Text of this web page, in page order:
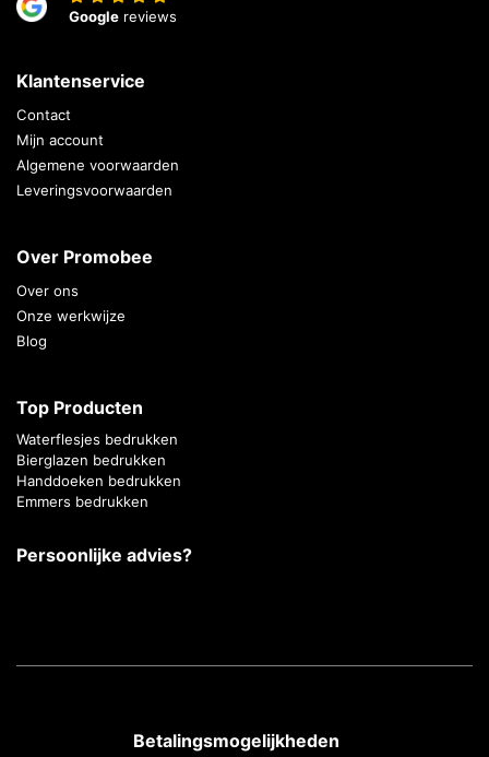
Google reviews
Klantenservice
Contact
Mijn account
Algemene voorwaarden
Leveringsvoorwaarden
Over Promobee
Over ons
Onze werkwijze
Blog
Top Producten
Waterflesjes bedrukken
Bierglazen bedrukken
Handdoeken bedrukken
Emmers bedrukken
Persoonlijke advies?
Betalingsmogelijkheden